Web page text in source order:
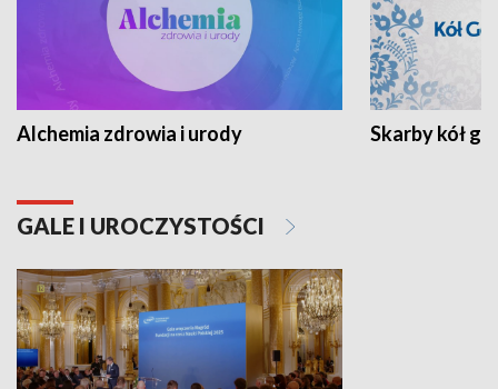
Alchemia zdrowia i urody Skarby kół
GALE I UROCZYSTOŚCI